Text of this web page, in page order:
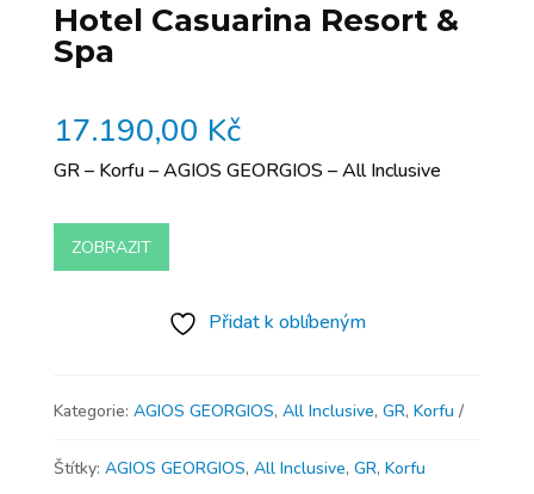
Hotel Casuarina Resort &
Spa
17.190,00 Kč
GR – Korfu – AGIOS GEORGIOS – All Inclusive
ZOBRAZIT
Přidat k oblíbeným
Kategorie: AGIOS GEORGIOS, All Inclusive, GR, Korfu
Štítky: AGIOS GEORGIOS, All Inclusive, GR, Korfu